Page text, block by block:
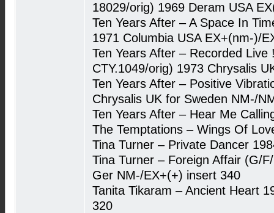
18029/orig) 1969 Deram USA
Ten Years After – A Space In
1971 Columbia USA EX+(nm-)/
Ten Years After – Recorded
CTY.1049/orig) 1973 Chrysalis
Ten Years After – Positive
Chrysalis UK for Sweden NM-/
Ten Years After – Hear Me
The Temptations – Wings Of
Tina Turner – Private Dancer
Tina Turner – Foreign Affair (G/
Ger NM-/EX+(+) insert 340
Tanita Tikaram – Ancient Heart
320